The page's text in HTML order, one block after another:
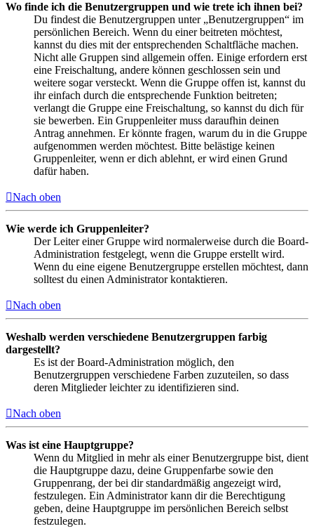
Wo finde ich die Benutzergruppen und wie trete ich ihnen bei?
Du findest die Benutzergruppen unter „Benutzergruppen“ im
persönlichen Bereich. Wenn du einer beitreten möchtest,
kannst du dies mit der entsprechenden Schaltfläche machen.
Nicht alle Gruppen sind allgemein offen. Einige erfordern erst
eine Freischaltung, andere können geschlossen sein und
weitere sogar versteckt. Wenn die Gruppe offen ist, kannst du
ihr einfach durch die entsprechende Funktion beitreten;
verlangt die Gruppe eine Freischaltung, so kannst du dich für
sie bewerben. Ein Gruppenleiter muss daraufhin deinen
Antrag annehmen. Er könnte fragen, warum du in die Gruppe
aufgenommen werden möchtest. Bitte belästige keinen
Gruppenleiter, wenn er dich ablehnt, er wird einen Grund
dafür haben.
Nach oben
Wie werde ich Gruppenleiter?
Der Leiter einer Gruppe wird normalerweise durch die Board-
Administration festgelegt, wenn die Gruppe erstellt wird.
Wenn du eine eigene Benutzergruppe erstellen möchtest, dann
solltest du einen Administrator kontaktieren.
Nach oben
Weshalb werden verschiedene Benutzergruppen farbig
dargestellt?
Es ist der Board-Administration möglich, den
Benutzergruppen verschiedene Farben zuzuteilen, so dass
deren Mitglieder leichter zu identifizieren sind.
Nach oben
Was ist eine Hauptgruppe?
Wenn du Mitglied in mehr als einer Benutzergruppe bist, dient
die Hauptgruppe dazu, deine Gruppenfarbe sowie den
Gruppenrang, der bei dir standardmäßig angezeigt wird,
festzulegen. Ein Administrator kann dir die Berechtigung
geben, deine Hauptgruppe im persönlichen Bereich selbst
festzulegen.